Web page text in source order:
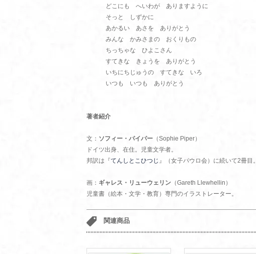
どこにも へいわが ありますように
そっと しずかに
あかるい あさを ありがとう
みんな かみさまの おくりもの
ちっちゃな ひよこさん
すてきな きょうを ありがとう
いちにちじゅうの すてきな いろ
いつも いつも ありがとう
著者紹介
文： ソフィー・パイパー （Sophie Piper）
ドイツ出身、在住。児童文学者。
邦訳は『てんしとこひつじ 』（女子パウロ会）に続いて2冊目。
画： ギャレス・リューウェリン （Gareth Llewhellin）
児童書（絵本・文学・教育）専門のイラストレーター。
関連商品